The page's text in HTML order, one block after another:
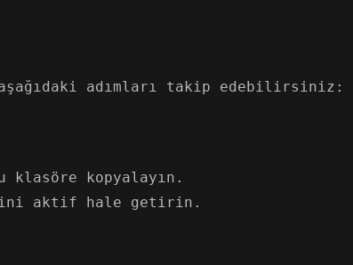
adımları takip edebilirsiniz:
klasöre kopyalayın.
aktif hale getirin.